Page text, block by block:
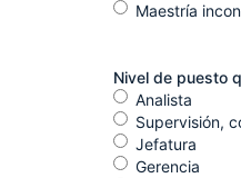
Maestría
Nivel de puesto
Analista
Supervisión,
Jefatura
Gerencia